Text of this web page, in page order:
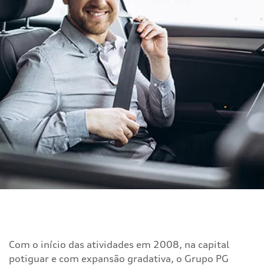
Com o início das atividades em 2008, na capital
potiguar e com expansão gradativa, o Grupo PG